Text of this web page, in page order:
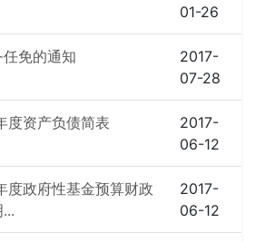
01-26
免的通知
2017-
07-28
度资产负债简表
2017-
06-12
度政府性基金预算财政
2017-
06-12